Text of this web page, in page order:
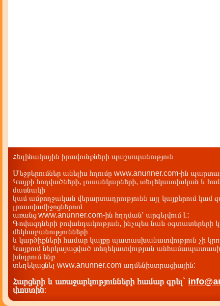
Հեղինակային իրավունքների պաշտպանություն
Մեջբերումներ անելիս հղումը www.anunner.com-ին
Կայքի հոդվածների, լուսանկարների, տեղեկատվական և
մասնակի
կամ ամբողջական վերարտադրությունն այլ կայքերում կամ
լրատվամիջոցներում
առանց www.anunner.com-ին հղղման՝ արգելվում է:
Գովազդների բովանդակության, ինչպես նաև օգտատերերի
մեկնաբանությունների
և կարծիքների համար կայքը պատասխանատվություն չի
Կայքում ներկայացված տեղեկատվության
խնդրում ենք
տեղեկացնել www.anunner.com ադմենիստրացիային:
Հարցերի և առաջարկությունների համար գրել`
փոստին: